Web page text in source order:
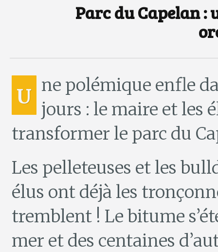
Parc du Capelan :
U ne polémique enfle
jours : le maire et les
transformer le parc du
Les pelleteuses et les
élus ont déjà les
tremblent ! Le bitume
mer et des centaines